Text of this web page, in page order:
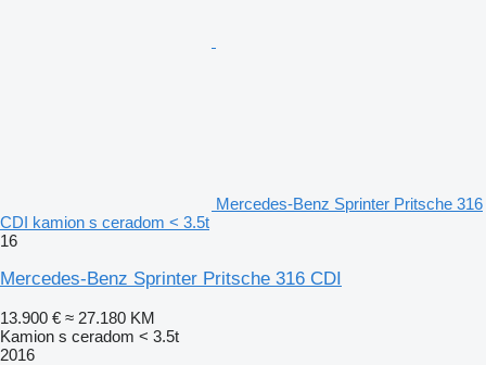
Mercedes-Benz Sprinter Pritsche 316
CDI kamion s ceradom < 3.5t
16
Mercedes-Benz Sprinter Pritsche 316 CDI
13.900 € ≈ 27.180 KM
Kamion s ceradom < 3.5t
2016